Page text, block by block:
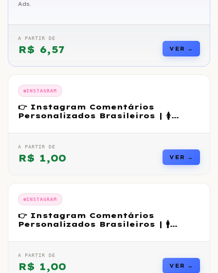
Ads.
A PARTIR DE
R$ 6,57 VER →
INSTAGRAM
👉 Instagram Comentários
Personalizados Brasileiros | 🚺
A PARTIR DE
R$ 1,00 VER →
INSTAGRAM
👉 Instagram Comentários
Personalizados Brasileiros | 🚹
A PARTIR DE
R$ 1,00 VER →